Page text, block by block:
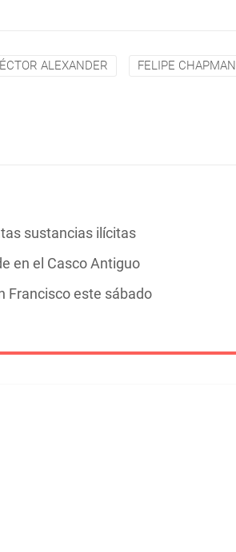
ALEXANDER FELIPE CHAPMAN
sustancias ilícitas
en el Casco Antiguo
Francisco este sábado